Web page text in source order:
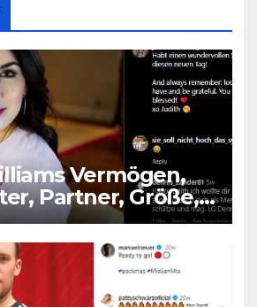
Vermögen,
Partner, Größe,